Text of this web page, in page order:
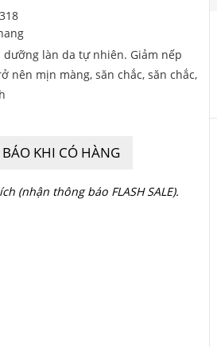
dưỡng làn da tự nhiên. Giảm nếp
nên mịn màng, săn chắc, săn chắc,
KHI CÓ HÀNG
(nhận thông báo FLASH SALE).